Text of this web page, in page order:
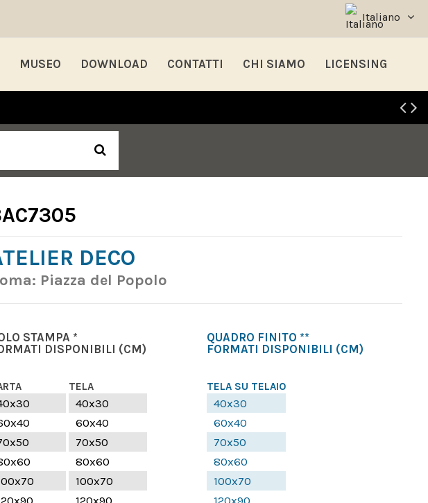
Italiano
MUSEO DOWNLOAD CONTATTI CHI SIAMO LICENSING
DECO
Piazza del Popolo
STAMPA *
DISPONIBILI (CM)
TELA
40x30
60x40
70x50
80x60
100x70
QUADRO FINITO **
FORMATI DISPONIBILI (CM)
TELA SU TELAIO
40x30
60x40
70x50
80x60
100x70